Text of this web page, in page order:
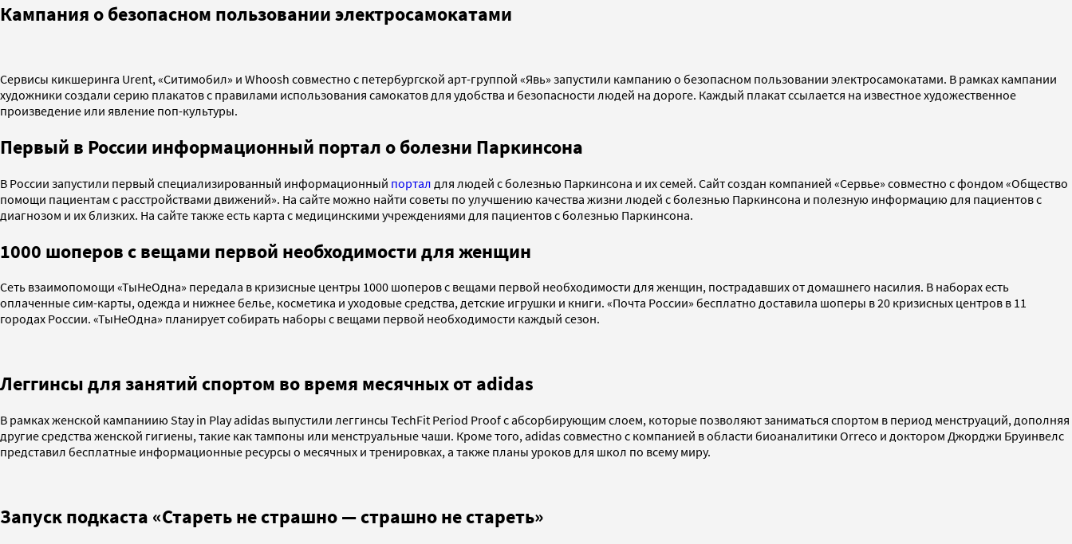
Кампания о безопасном пользовании электросамокатами
Сервисы кикшеринга Urent, «Ситимобил» и Whoosh совместно с петербургской арт-группой «Явь» запустили кампанию о безопасном пользовании электросамокатами. В рамках кампании
художники создали серию плакатов с правилами использования самокатов для удобства и безопасности людей на дороге. Каждый плакат ссылается на известное художественное
произведение или явление поп-культуры.
Первый в России информационный портал о болезни Паркинсона
В России запустили первый специализированный информационный портал для людей с болезнью Паркинсона и их семей. Сайт создан компанией «Сервье» совместно с фондом «Общество
помощи пациентам с расстройствами движений». На сайте можно найти советы по улучшению качества жизни людей с болезнью Паркинсона и полезную информацию для пациентов с
диагнозом и их близких. На сайте также есть карта с медицинскими учреждениями для пациентов с болезнью Паркинсона.
1000 шоперов с вещами первой необходимости для женщин
Сеть взаимопомощи «ТыНеОдна» передала в кризисные центры 1000 шоперов с вещами первой необходимости для женщин, пострадавших от домашнего насилия. В наборах есть
оплаченные сим-карты, одежда и нижнее белье, косметика и уходовые средства, детские игрушки и книги. «Почта России» бесплатно доставила шоперы в 20 кризисных центров в 11
городах России. «ТыНеОдна» планирует собирать наборы с вещами первой необходимости каждый сезон.
Леггинсы для занятий спортом во время месячных от adidas
В рамках женской кампаниию Stay in Play adidas выпустили леггинсы TechFit Period Proof с абсорбирующим слоем, которые позволяют заниматься спортом в период менструаций, дополняя
другие средства женской гигиены, такие как тампоны или менструальные чаши. Кроме того, adidas совместно с компанией в области биоаналитики Orreco и доктором Джорджи Бруинвелс
представил бесплатные информационные ресурсы о месячных и тренировках, а также планы уроков для школ по всему миру.
Запуск подкаста «Стареть не страшно — страшно не стареть»